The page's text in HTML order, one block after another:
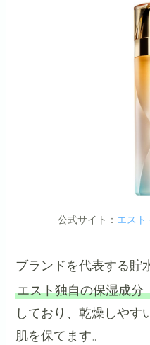
公式サイト： エスト
ブランドを代表する貯
エスト独自の保湿成分
しており、乾燥しやす
肌を保てます。